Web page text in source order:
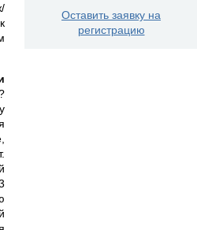
Оставить заявку на
регистрацию